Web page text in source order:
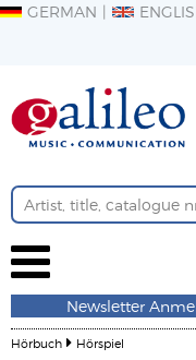
GERMAN
Newsletter
Hörbuch Hörspiel